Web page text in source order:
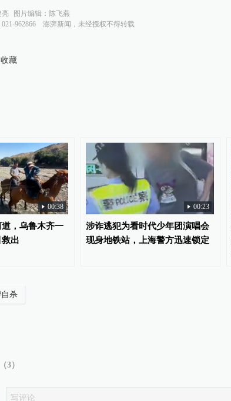
亮 图片编辑： 陈飞燕
962866
澎湃新闻，未经授权不得转载
收藏
00:38
，乌鲁木齐一
出
00:23
涉诈逃犯为看时代少年团演唱会
现身地铁站，上海警方迅速锁定
自杀
（3）